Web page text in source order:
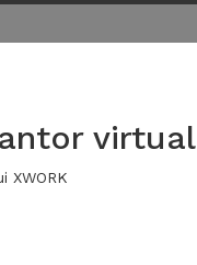
virtual
XWORK